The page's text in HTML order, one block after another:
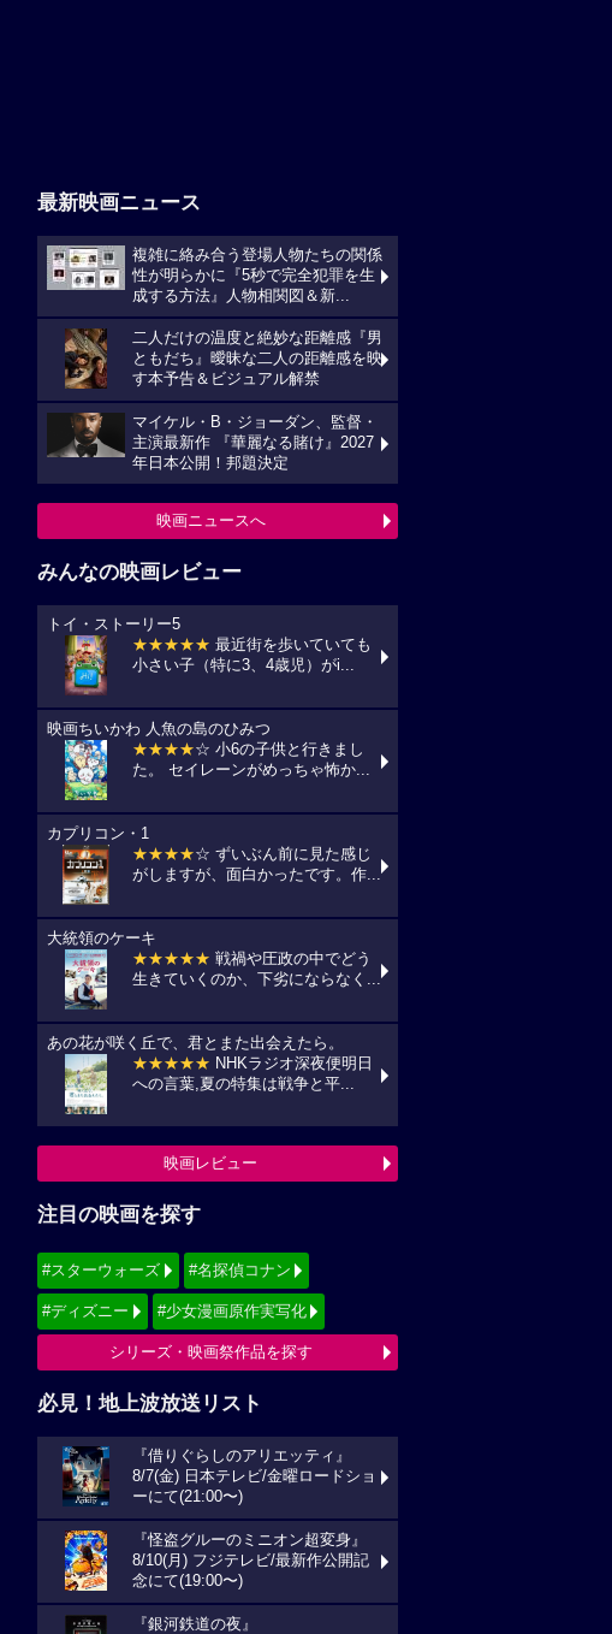
最新映画ニュース
複雑に絡み合う登場人物たちの関係
性が明らかに『5秒で完全犯罪を生
成する方法』人物相関図＆新...
二人だけの温度と絶妙な距離感『男
ともだち』曖昧な二人の距離感を映
す本予告＆ビジュアル解禁
マイケル・B・ジョーダン、監督・
主演最新作 『華麗なる賭け』2027
年日本公開！邦題決定
映画ニュースへ
みんなの映画レビュー
トイ・ストーリー5
★★★★★ 最近街を歩いていても
小さい子（特に3、4歳児）がi...
映画ちいかわ 人魚の島のひみつ
★★★★☆ 小6の子供と行きまし
た。 セイレーンがめっちゃ怖か...
カプリコン・1
★★★★☆ ずいぶん前に見た感じ
がしますが、面白かったです。作...
大統領のケーキ
★★★★★ 戦禍や圧政の中でどう
生きていくのか、下劣にならなく...
あの花が咲く丘で、君とまた出会えたら。
★★★★★ NHKラジオ深夜便明日
への言葉,夏の特集は戦争と平...
映画レビュー
注目の映画を探す
#スターウォーズ #名探偵コナン
#ディズニー #少女漫画原作実写化
シリーズ・映画祭作品を探す
必見！地上波放送リスト
『借りぐらしのアリエッティ』
8/7(金) 日本テレビ/金曜ロードショ
ーにて(21:00〜)
『怪盗グルーのミニオン超変身』
8/10(月) フジテレビ/最新作公開記
念にて(19:00〜)
『銀河鉄道の夜』